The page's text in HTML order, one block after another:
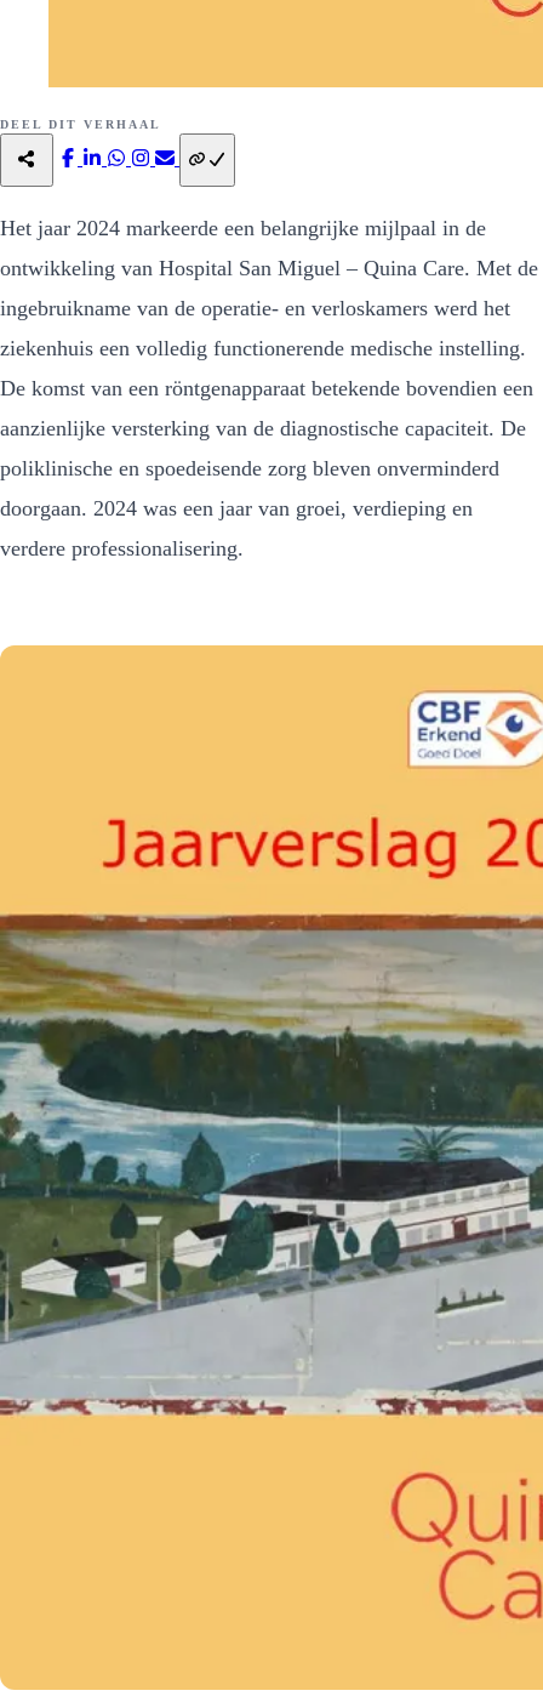
DEEL DIT VERHAAL
Het jaar 2024 markeerde een belangrijke mijlpaal in de
ontwikkeling van Hospital San Miguel – Quina Care. Met de
ingebruikname van de operatie- en verloskamers werd het
ziekenhuis een volledig functionerende medische instelling.
De komst van een röntgenapparaat betekende bovendien een
aanzienlijke versterking van de diagnostische capaciteit. De
poliklinische en spoedeisende zorg bleven onverminderd
doorgaan. 2024 was een jaar van groei, verdieping en
verdere professionalisering.